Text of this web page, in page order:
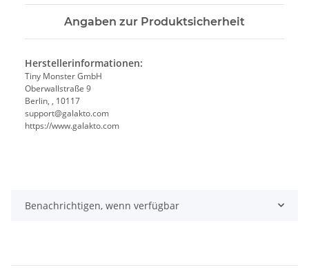
Angaben zur Produktsicherheit
Herstellerinformationen:
Tiny Monster GmbH
Oberwallstraße 9
Berlin, , 10117
support@galakto.com
https://www.galakto.com
Benachrichtigen, wenn verfügbar